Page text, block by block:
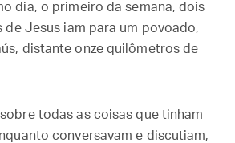
dia, o primeiro da semana, dois
de Jesus iam para um povoado,
distante onze quilômetros de
todas as coisas que tinham
conversavam e discutiam,